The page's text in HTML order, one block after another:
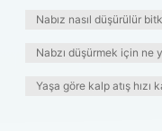
Nabız nasıl düşürülür
Nabzı düşürmek için ne
Yaşa göre kalp atış hızı